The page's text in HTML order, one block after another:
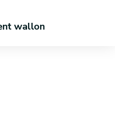
wallon